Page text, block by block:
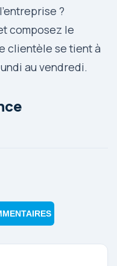
?
composez le
clientèle se tient à
au vendredi.